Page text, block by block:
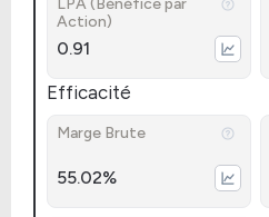
LPA (Bénéfice par
Action)
0.91
Efficacité
Marge Brute
55.02%